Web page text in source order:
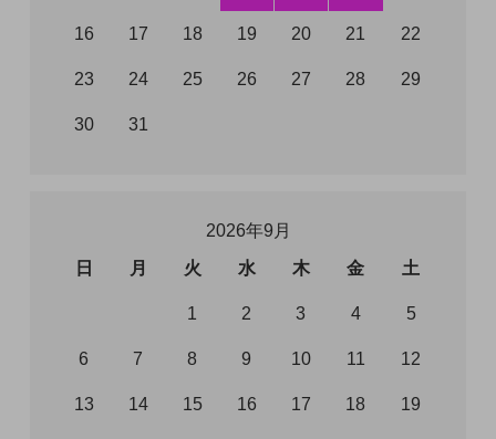
16 17 18 19 20 21 22
23 24 25 26 27 28 29
30 31
2026年9月
日
月 火 水 木 金 土
1 2 3 4 5
6 7 8 9 10 11 12
13 14 15 16 17 18 19